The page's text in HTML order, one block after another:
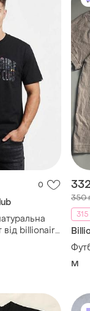
0
від billionaire
350
M